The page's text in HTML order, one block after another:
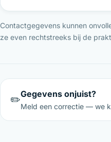
Contactgegevens kunnen
ze even rechtstreeks bij de
✏️Gegevens onjuist?
Meld een correctie — we